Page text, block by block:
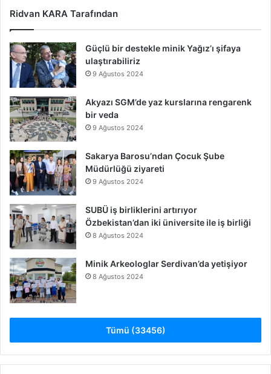
Ridvan KARA Tarafından
Güçlü bir destekle minik Yağız’ı şifaya
ulaştırabiliriz
9 Ağustos 2024
Akyazı SGM’de yaz kurslarına rengarenk
bir veda
9 Ağustos 2024
Sakarya Barosu’ndan Çocuk Şube
Müdürlüğü ziyareti
9 Ağustos 2024
SUBÜ iş birliklerini artırıyor
Özbekistan’dan iki üniversite ile iş birliği
8 Ağustos 2024
Minik Arkeologlar Serdivan’da yetişiyor
8 Ağustos 2024
Tümü (33456)